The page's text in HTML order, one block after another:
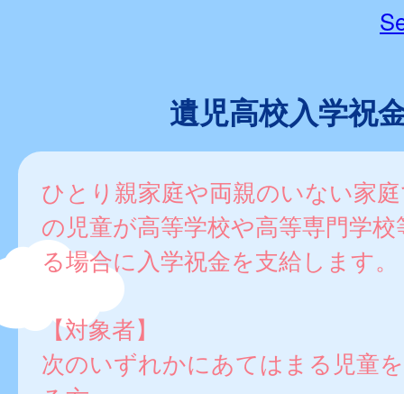
遺児高校入学祝
ひとり親家庭や両親のいない家
の児童が高等学校や高等専門学
る場合に入学祝金を支給します。
【対象者】
次のいずれかにあてはまる児童